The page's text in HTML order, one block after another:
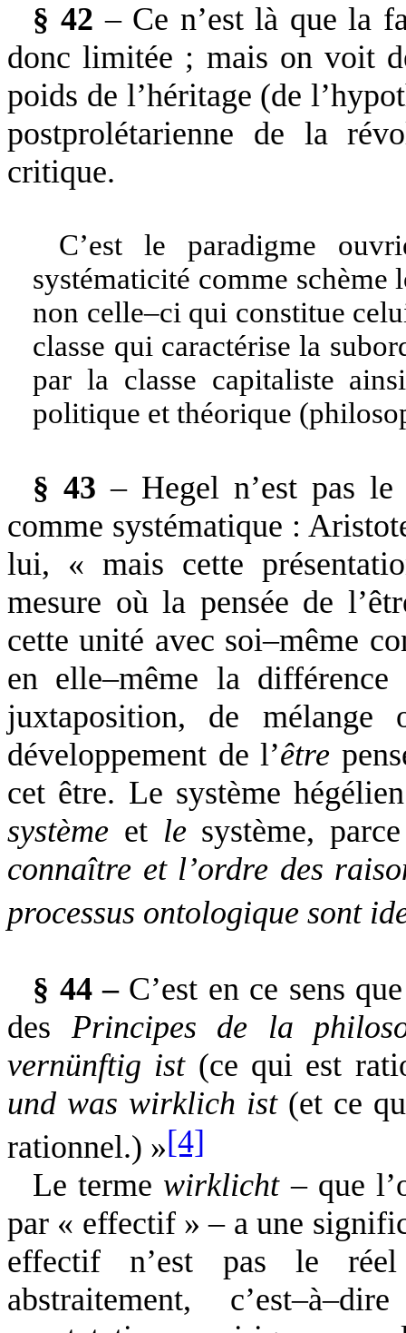
§ 42 – Ce n’est là que la
donc limitée ; mais on voit
poids de l’héritage (de
postprolétarienne de la
critique.
C’est le paradigme
systématicité comme schème
non celle–ci qui constitue
classe qui caractérise la
par la classe capitaliste
politique et théorique
§ 43 – Hegel n’est pas
comme systématique :
lui, « mais cette
mesure où la pensée de
cette unité avec soi–même
en elle–même la
juxtaposition, de
développement de l’être
cet être. Le système
système etlesystème,
connaître et l’ordre des
processus ontologique sont
§ 44 –C’est en ce sens
desPrincipes de la
vernünftig ist(ce qui est
und was wirklich ist(et ce
rationnel.) »[4]
Le terme wirklicht– que
par « effectif » – a une
effectif n’est pas le
abstraitement,